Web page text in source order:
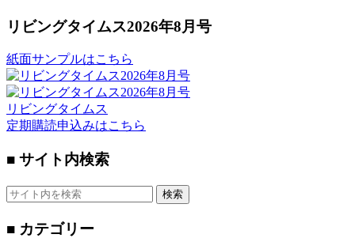
リビングタイムス2026年8月号
紙面サンプルはこちら
リビングタイムス
定期購読申込みはこちら
■ サイト内検索
検索
■ カテゴリー